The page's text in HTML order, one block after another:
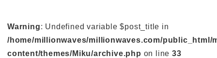
Warning: Undefined variable $post_title in
/home/millionwaves/millionwaves.com/public_html/
content/themes/Miku/archive.php on line33